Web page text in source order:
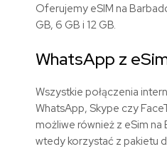
Oferujemy eSIM na
GB, 6 GB i 12 GB.
WhatsApp z
Wszystkie połączenia
WhatsApp, Skype czy
możliwe również z eSim
wtedy korzystać z pakietu